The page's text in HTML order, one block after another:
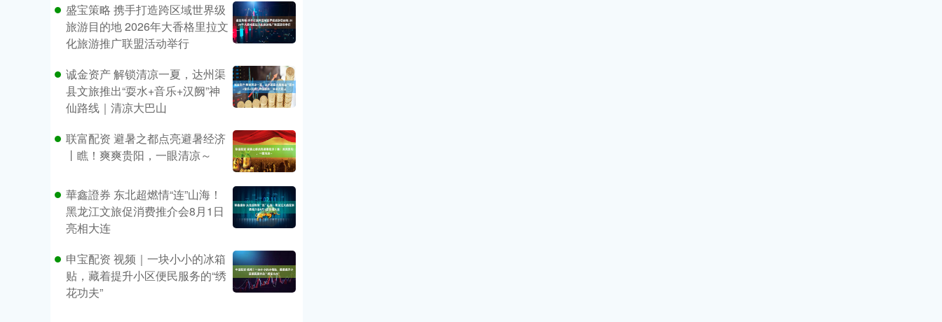
盛宝策略 携手打造跨区域世界级
旅游目的地 2026年大香格里拉文
化旅游推广联盟活动举行
诚金资产 解锁清凉一夏，达州渠
县文旅推出“耍水+音乐+汉阙”神
仙路线｜清凉大巴山
联富配资 避暑之都点亮避暑经济
丨瞧！爽爽贵阳，一眼清凉～
華鑫證券 东北超燃情“连”山海！
黑龙江文旅促消费推介会8月1日
亮相大连
申宝配资 视频｜一块小小的冰箱
贴，藏着提升小区便民服务的“绣
花功夫”